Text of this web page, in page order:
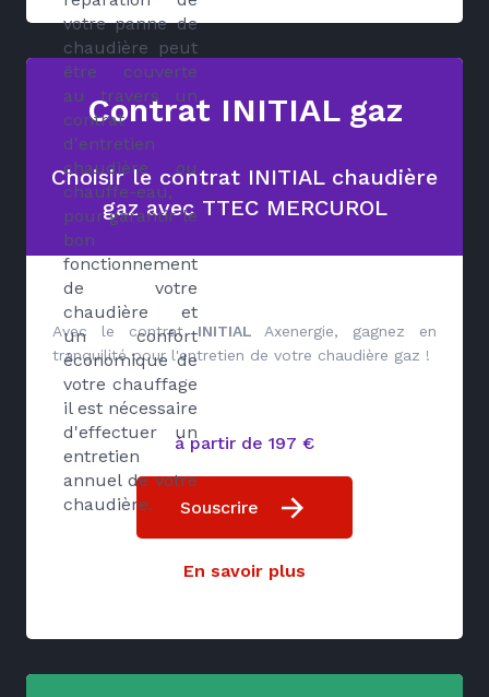
votre panne de
chaudière peut
être couverte
au travers un
contrat
d'entretien
chaudière ou
chauffe-eau,
pour garantir le
bon
fonctionnement
de votre
chaudière et
un confort
économique de
votre chauffage
il est nécessaire
d'effectuer un
entretien
annuel de votre
chaudière.
Contrat INITIAL gaz
Choisir le contrat INITIAL chaudière
gaz avec TTEC MERCUROL
Avec le contratINITIAL Axenergie, gagnez en
tranquilité pour l'entretien de votre chaudière gaz !
à partir de 197 €
Souscrire
En savoir plus